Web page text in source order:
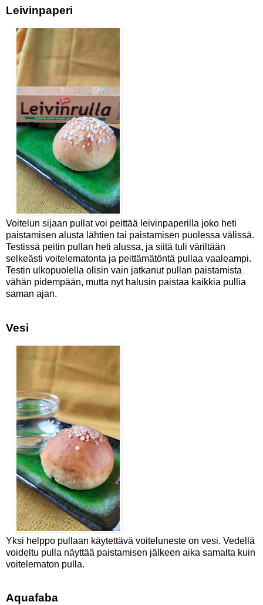
Leivinpaperi
Voitelun sijaan pullat voi peittää leivinpaperilla joko heti
paistamisen alusta lähtien tai paistamisen puolessa välissä.
Testissä peitin pullan heti alussa, ja siitä tuli väriltään
selkeästi voitelematonta ja peittämätöntä pullaa vaaleampi.
Testin ulkopuolella olisin vain jatkanut pullan paistamista
vähän pidempään, mutta nyt halusin paistaa kaikkia pullia
saman ajan.
Vesi
Yksi helppo pullaan käytettävä voiteluneste on vesi. Vedellä
voideltu pulla näyttää paistamisen jälkeen aika samalta kuin
voitelematon pulla.
Aquafaba